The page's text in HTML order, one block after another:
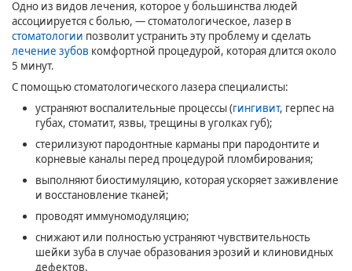
Одно из видов лечения, которое у большинства людей
ассоциируется с болью, — стоматологическое, лазер в
стоматологии позволит устранить эту проблему и сделать
лечение зубов комфортной процедурой, которая длится около
5 минут.
С помощью стоматологического лазера специалисты:
устраняют воспалительные процессы (гингивит, герпес на
губах, стоматит, язвы, трещины в уголках губ);
стерилизуют пародонтные карманы при пародонтите и
корневые каналы перед процедурой пломбирования;
выполняют биостимуляцию, которая ускоряет заживление
и восстановление тканей;
проводят иммуномодуляцию;
снижают или полностью устраняют чувствительность
шейки зуба в случае образования эрозий и клиновидных
дефектов.